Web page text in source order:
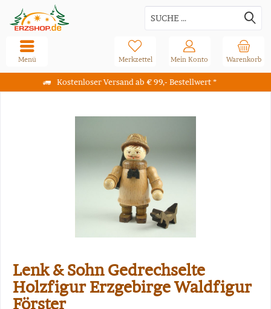
Kostenloser Versand ab € 99,- Bestellwert *
Warenkorb
Merkzettel Mein Konto
Menü
Lenk & Sohn Gedrechselte
Holzfigur Erzgebirge Waldfigur
Förster